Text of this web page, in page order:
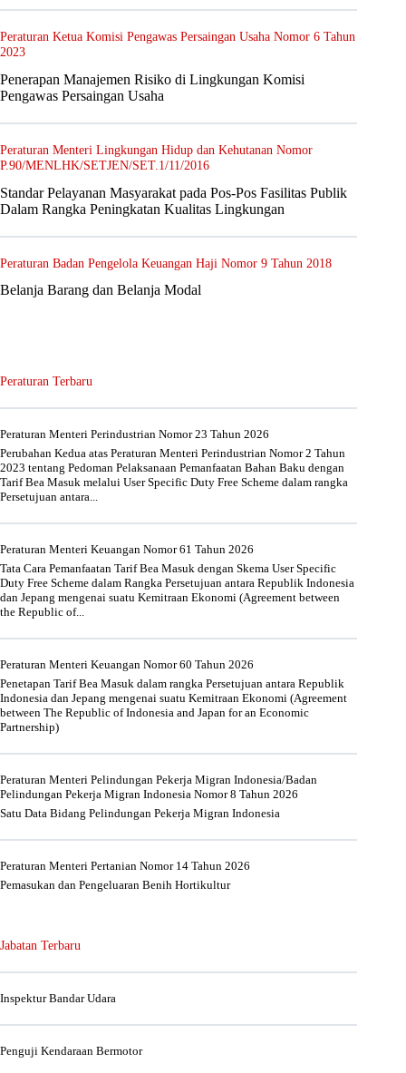
Peraturan Ketua Komisi Pengawas Persaingan Usaha Nomor 6 Tahun
2023
Penerapan Manajemen Risiko di Lingkungan Komisi
Pengawas Persaingan Usaha
Peraturan Menteri Lingkungan Hidup dan Kehutanan Nomor
P.90/MENLHK/SETJEN/SET.1/11/2016
Standar Pelayanan Masyarakat pada Pos-Pos Fasilitas Publik
Dalam Rangka Peningkatan Kualitas Lingkungan
Peraturan Badan Pengelola Keuangan Haji Nomor 9 Tahun 2018
Belanja Barang dan Belanja Modal
Peraturan Terbaru
Peraturan Menteri Perindustrian Nomor 23 Tahun 2026
Perubahan Kedua atas Peraturan Menteri Perindustrian Nomor 2 Tahun
2023 tentang Pedoman Pelaksanaan Pemanfaatan Bahan Baku dengan
Tarif Bea Masuk melalui User Specific Duty Free Scheme dalam rangka
Persetujuan antara...
Peraturan Menteri Keuangan Nomor 61 Tahun 2026
Tata Cara Pemanfaatan Tarif Bea Masuk dengan Skema User Specific
Duty Free Scheme dalam Rangka Persetujuan antara Republik Indonesia
dan Jepang mengenai suatu Kemitraan Ekonomi (Agreement between
the Republic of...
Peraturan Menteri Keuangan Nomor 60 Tahun 2026
Penetapan Tarif Bea Masuk dalam rangka Persetujuan antara Republik
Indonesia dan Jepang mengenai suatu Kemitraan Ekonomi (Agreement
between The Republic of Indonesia and Japan for an Economic
Partnership)
Peraturan Menteri Pelindungan Pekerja Migran Indonesia/Badan
Pelindungan Pekerja Migran Indonesia Nomor 8 Tahun 2026
Satu Data Bidang Pelindungan Pekerja Migran Indonesia
Peraturan Menteri Pertanian Nomor 14 Tahun 2026
Pemasukan dan Pengeluaran Benih Hortikultur
Jabatan Terbaru
Inspektur Bandar Udara
Penguji Kendaraan Bermotor